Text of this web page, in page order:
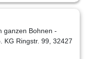
ganzen Bohnen -
KG Ringstr. 99, 32427